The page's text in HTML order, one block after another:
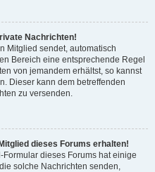
Nachrichten!
Mitglied sendet, automatisch
Bereich eine entsprechende Regel
von jemandem erhältst, so kannst
Dieser kann dem betreffenden
zu versenden.
dieses Forums erhalten!
dieses Forums hat einige
solche Nachrichten senden,